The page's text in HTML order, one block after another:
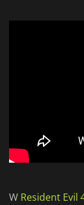
W Resident Evil